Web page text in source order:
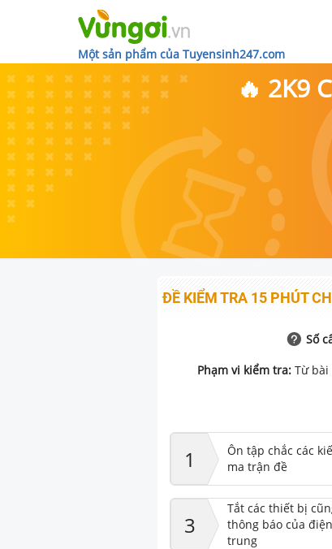
Một sản phẩm của Tuyensinh247.com
🔥 2K9
ĐỀ KIỂM TRA 15 PHÚT
Số
Phạm vi kiểm tra: Từ
1
Ôn tập chắc các
ma trận đề
3
Tắt các thiết bị
thông báo của
trung